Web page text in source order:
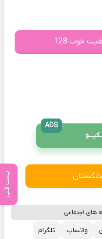
پست قبلی
خوب 128
ADS
های اجتماعی
تلگرام واتساپ